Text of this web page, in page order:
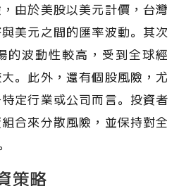
由於美股以美元計價，台灣
美元之間的匯率波動。其次
的波動性較高，受到全球經
。此外，還有個股風險，尤
定行業或公司而言。投資者
合來分散風險，並保持對全
策略